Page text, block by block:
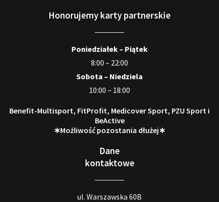
Honorujemy karty partnerskie
Poniedziałek – Piątek
8:00 – 22:00
Sobota – Niedziela
10:00 – 18:00
Benefit-Multisport, FitProfit, Medicover Sport, PZU Sport i
BeActive
∗Możliwość pozostania dłużej∗
Dane
kontaktowe
ul. Warszawska 60B